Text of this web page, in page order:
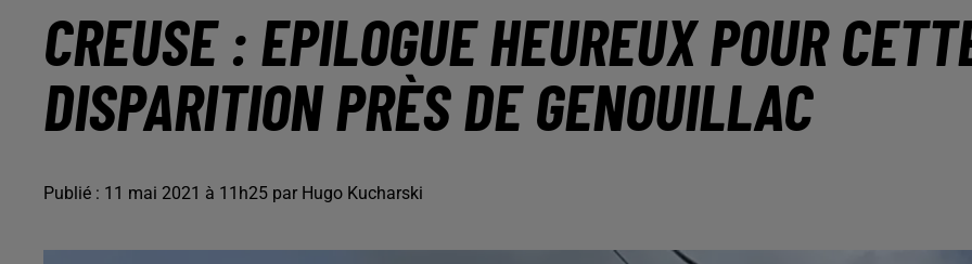
CREUSE : EPILOGUE HEUREUX POUR
DISPARITION PRÈS DE GENOUILLAC
Publié : 11 mai 2021 à 11h25 par Hugo Kucharski